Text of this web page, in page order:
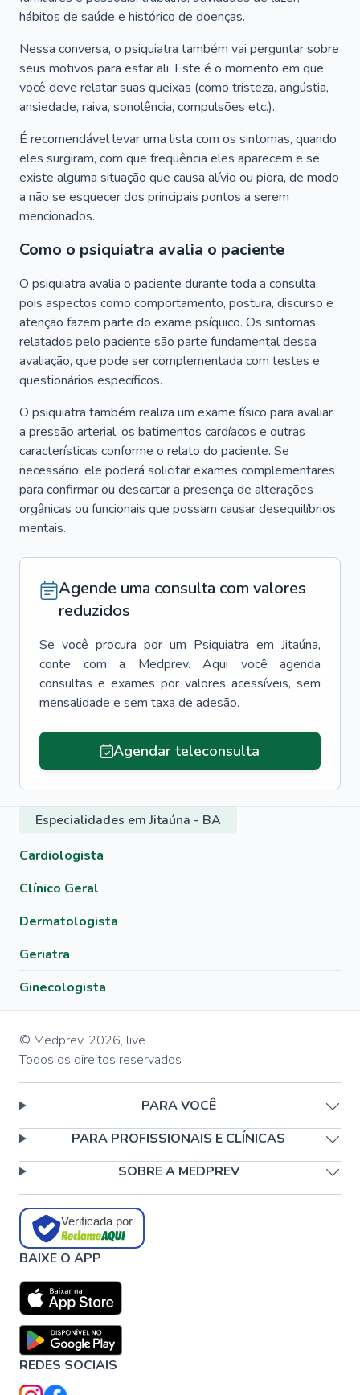
hábitos de saúde e histórico de doenças.
Nessa conversa, o psiquiatra também vai perguntar sobre
seus motivos para estar ali. Este é o momento em que
você deve relatar suas queixas (como tristeza, angústia,
ansiedade, raiva, sonolência, compulsões etc.).
É recomendável levar uma lista com os sintomas, quando
eles surgiram, com que frequência eles aparecem e se
existe alguma situação que causa alívio ou piora, de modo
a não se esquecer dos principais pontos a serem
mencionados.
Como o psiquiatra avalia o paciente
O psiquiatra avalia o paciente durante toda a consulta,
pois aspectos como comportamento, postura, discurso e
atenção fazem parte do exame psíquico. Os sintomas
relatados pelo paciente são parte fundamental dessa
avaliação, que pode ser complementada com testes e
questionários específicos.
O psiquiatra também realiza um exame físico para avaliar
a pressão arterial, os batimentos cardíacos e outras
características conforme o relato do paciente. Se
necessário, ele poderá solicitar exames complementares
para confirmar ou descartar a presença de alterações
orgânicas ou funcionais que possam causar desequilíbrios
mentais.
Agende uma consulta com valores
reduzidos
Se você procura por um Psiquiatra em Jitaúna,
conte com a Medprev. Aqui você agenda
consultas e exames por valores acessíveis, sem
mensalidade e sem taxa de adesão.
Agendar teleconsulta
Especialidades em Jitaúna - BA
Cardiologista
Clínico Geral
Dermatologista
Geriatra
Ginecologista
© Medprev, 2026, live
Todos os direitos reservados
PARA VOCÊ
PARA PROFISSIONAIS E CLÍNICAS
SOBRE A MEDPREV
Verificada por
BAIXE O APP
REDES SOCIAIS